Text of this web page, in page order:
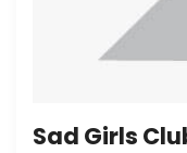
Sad Girls